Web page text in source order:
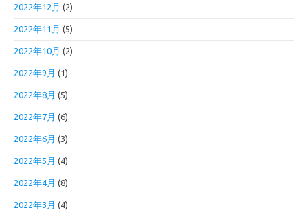
2022年12月 (2)
2022年11月 (5)
2022年10月 (2)
2022年9月 (1)
2022年8月 (5)
2022年7月 (6)
2022年6月 (3)
2022年5月 (4)
2022年4月 (8)
2022年3月 (4)